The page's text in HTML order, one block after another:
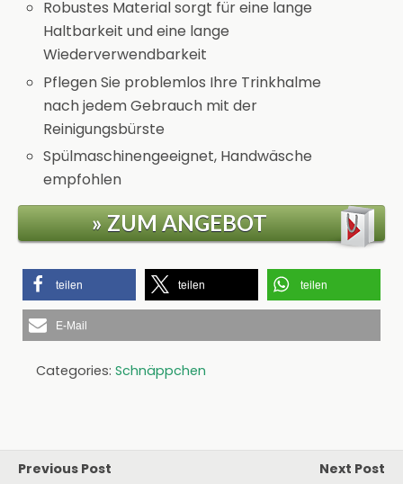
Robustes Material sorgt für eine lange
Haltbarkeit und eine lange
Wiederverwendbarkeit
Pflegen Sie problemlos Ihre Trinkhalme
nach jedem Gebrauch mit der
Reinigungsbürste
Spülmaschinengeeignet, Handwäsche
empfohlen
» ZUM ANGEBOT
teilen teilen teilen
E-Mail
Categories: Schnäppchen
Previous Post
Next Post